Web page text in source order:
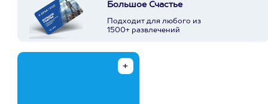
Большое Счастье
Подходит для любого из
1500+ развлечений